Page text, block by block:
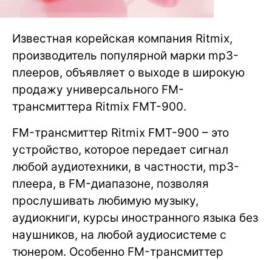
Известная корейская компания Ritmix,
производитель популярной марки mp3-
плееров, объявляет о выходе в широкую
продажу универсального FM-
трансмиттера Ritmix FMT-900.
FM-трансмиттер Ritmix FMT-900 – это
устройство, которое передает сигнал
любой аудиотехники, в частности, mp3-
плеера, в FM-диапазоне, позволяя
прослушивать любимую музыку,
аудиокниги, курсы иностранного языка без
наушников, на любой аудиосистеме с
тюнером. Особенно FM-трансмиттер